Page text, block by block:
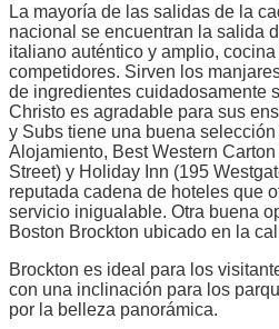
La mayoría de las salidas de la
nacional se encuentran la salida
italiano auténtico y amplio,
competidores. Sirven los
de ingredientes cuidadosamente
Christo es agradable para sus
y Subs tiene una buena
Alojamiento, Best Western
Street) y Holiday Inn (195
reputada cadena de hoteles que
servicio inigualable. Otra buena
Boston Brockton ubicado en la
Brockton es ideal para los
con una inclinación para los
por la belleza panorámica.